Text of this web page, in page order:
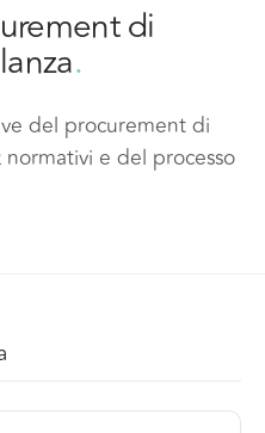
di
.
del procurement di
e del processo